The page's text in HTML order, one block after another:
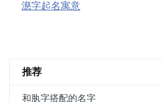
濨字起名寓意
推荐
和肒字搭配的名字